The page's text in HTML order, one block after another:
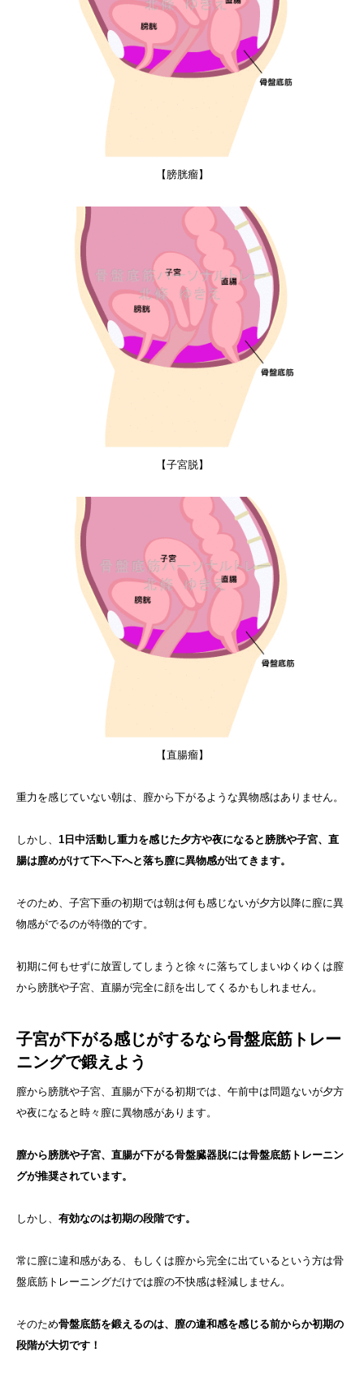
【膀胱瘤】
【子宮脱】
【直腸瘤】
重力を感じていない朝は、膣から下がるような異物感はありません。
しかし、 1日中活動し重力を感じた夕方や夜になると膀胱や子宮、直
腸は膣めがけて下へ下へと落ち膣に異物感が出てきます。
そのため、子宮下垂の初期では朝は何も感じないが夕方以降に膣に異
物感がでるのが特徴的です。
初期に何もせずに放置してしまうと徐々に落ちてしまいゆくゆくは膣
から膀胱や子宮、直腸が完全に顔を出してくるかもしれません。
子宮が下がる感じがするなら骨盤底筋トレー
ニングで鍛えよう
膣から膀胱や子宮、直腸が下がる初期では、午前中は問題ないが夕方
や夜になると時々膣に異物感があります。
膣から膀胱や子宮、直腸が下がる骨盤臓器脱には骨盤底筋トレーニン
グが推奨されています。
しかし、 有効なのは初期の段階です。
常に膣に違和感がある、もしくは膣から完全に出ているという方は骨
盤底筋トレーニングだけでは膣の不快感は軽減しません。
そのため骨盤底筋を鍛えるのは、膣の違和感を感じる前からか初期の
段階が大切です！